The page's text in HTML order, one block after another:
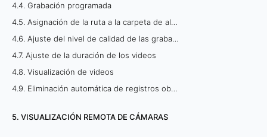
4.4. Grabación programada
4.5. Asignación de la ruta a la carpeta de almacenamiento de video
4.6. Ajuste del nivel de calidad de las grabaciones de video
4.7. Ajuste de la duración de los videos
4.8. Visualización de videos
4.9. Eliminación automática de registros obsoletos
5. VISUALIZACIÓN REMOTA DE CÁMARAS
a
c
i
ó
n